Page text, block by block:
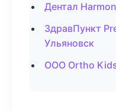
Дентал
ЗдравПункт
Ульяновск
ООО Ortho